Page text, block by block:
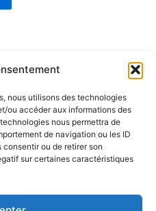
nous utilisons des technologies
ou accéder aux informations des
nous permettra de
de navigation ou les ID
ou de retirer son
sur certaines caractéristiques